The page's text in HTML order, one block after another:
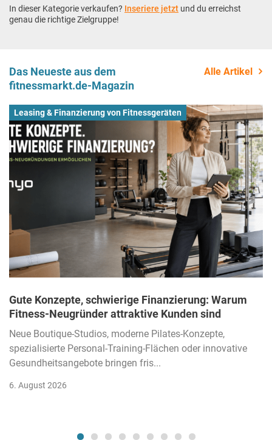
In dieser Kategorie verkaufen? Inseriere jetzt und du erreichst
genau die richtige Zielgruppe!
Das Neueste aus dem
fitnessmarkt.de-Magazin
Alle Artikel
Leasing & Finanzierung von Fitnessgeräten
Gute Konzepte, schwierige Finanzierung: Warum
Fitness-Neugründer attraktive Kunden sind
Neue Boutique-Studios, moderne Pilates-Konzepte,
spezialisierte Personal-Training-Flächen oder innovative
Gesundheitsangebote bringen fris...
6. August 2026